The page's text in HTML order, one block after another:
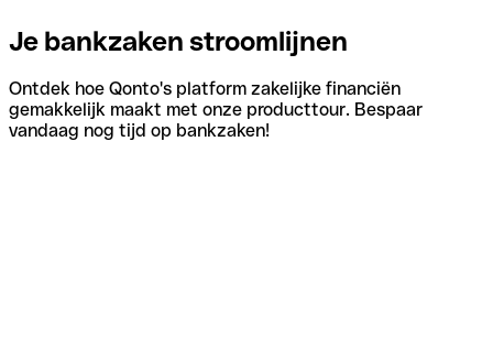
Je bankzaken stroomlijnen
Ontdek hoe Qonto's platform zakelijke financiën
gemakkelijk maakt met onze producttour. Bespaar
vandaag nog tijd op bankzaken!